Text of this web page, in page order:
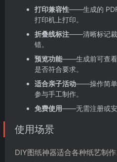
打印兼容性——生成的
打印机上打印。
折叠线标注——清晰标记裁
错。
预览功能——生成前可查看
是否符合要求。
适合亲子活动——操作简单
参与手工制作。
免费使用——无需注册或安
使用场景
DIY图纸神器适合各种纸艺制